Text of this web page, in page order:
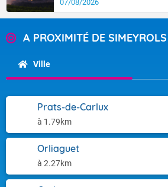
07/08/2026
A PROXIMITÉ DE SIMEYROLS
Ville
Prats-de-Carlux
à 1.79km
Orliaguet
à 2.27km